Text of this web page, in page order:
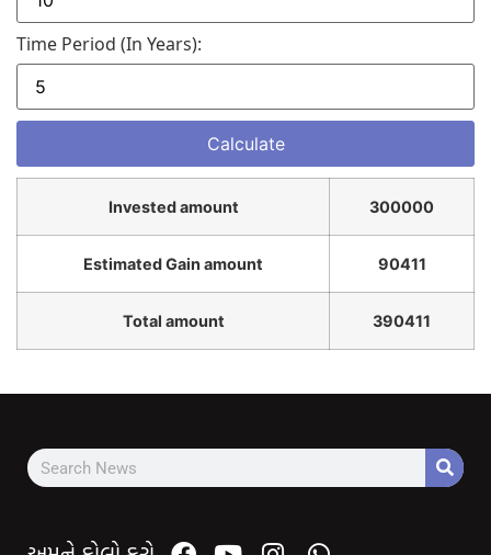
Time Period (in Years):
Invested amount 300000
Estimated Gain amount 90411
Total amount 390411